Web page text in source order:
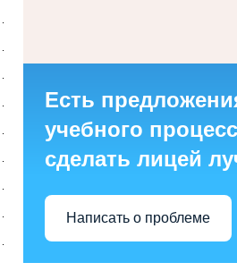
Есть
учебного
сделать лицей
Написать о проблеме